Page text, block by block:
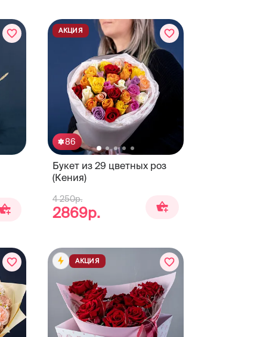
86
Букет из 29 цветных роз
(Кения)
АКЦИЯ
4 250р.
2869р.
АКЦИЯ